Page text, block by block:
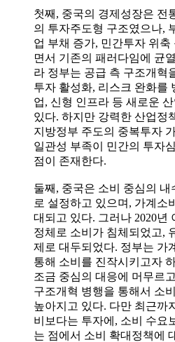
첫째, 중국의 경제성장은 전
의 투자주도형 구조였으나,
업 부채 증가, 민간투자 위축
면서 기존의 패러다임에 균
라 정부는 공급 측 구조개혁
투자 활성화, 리스크 완화를
업, 신형 인프라 등 새로운
있다. 하지만 강력한 산업정
지방정부 주도의 중복투자
일관성 부족이 민간의 투자
점이 존재한다.
둘째, 중국은 소비 중심의
로 설정하고 있으며, 가계소
대되고 있다. 그러나 2020년
정체로 소비가 침체되었고,
제로 대두되었다. 정부는 가
통해 소비를 진작시키고자
조금 중심의 대응에 머무르
구조개혁 병행을 통해서 소
높아지고 있다. 다만 최근까
비보다는 투자에, 소비 수요
는 점에서 소비 확대정책에